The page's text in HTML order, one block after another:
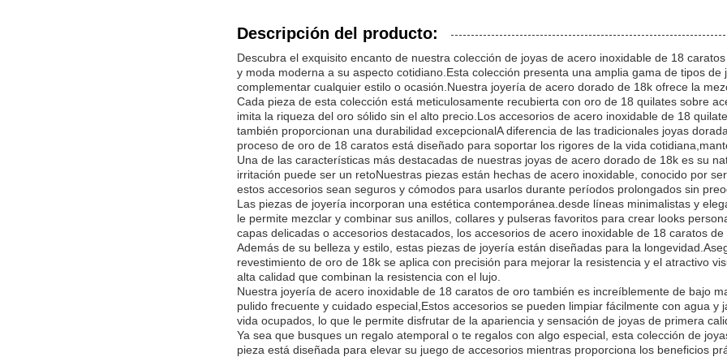
Descripción del producto:
Descubra el exquisito encanto de nuestra colección de joyas de acero inoxidable de 18
y moda moderna a su aspecto cotidiano.Esta colección presenta una amplia gama de tipos
complementar cualquier estilo o ocasión.Nuestra joyería de acero dorado de 18k ofrece la
Cada pieza de esta colección está meticulosamente recubierta con oro de 18 quilates sobre
imita la riqueza del oro sólido sin el alto precio.Los accesorios de acero inoxidable de 18
también proporcionan una durabilidad excepcionalA diferencia de las tradicionales joyas
proceso de oro de 18 caratos está diseñado para soportar los rigores de la vida
Una de las características más destacadas de nuestras joyas de acero dorado de 18k es su
irritación puede ser un retoNuestras piezas están hechas de acero inoxidable, conocido por
estos accesorios sean seguros y cómodos para usarlos durante períodos prolongados sin
Las piezas de joyería incorporan una estética contemporánea.desde líneas minimalistas y
le permite mezclar y combinar sus anillos, collares y pulseras favoritos para crear looks
capas delicadas o accesorios destacados, los accesorios de acero inoxidable de 18 caratos
Además de su belleza y estilo, estas piezas de joyería están diseñadas para la
revestimiento de oro de 18k se aplica con precisión para mejorar la resistencia y el atractivo
alta calidad que combinan la resistencia con el lujo.
Nuestra joyería de acero inoxidable de 18 caratos de oro también es increíblemente de bajo
pulido frecuente y cuidado especial,Estos accesorios se pueden limpiar fácilmente con agua
vida ocupados, lo que le permite disfrutar de la apariencia y sensación de joyas de primera
Ya sea que busques un regalo atemporal o te regalos con algo especial, esta colección de
pieza está diseñada para elevar su juego de accesorios mientras proporciona los beneficios